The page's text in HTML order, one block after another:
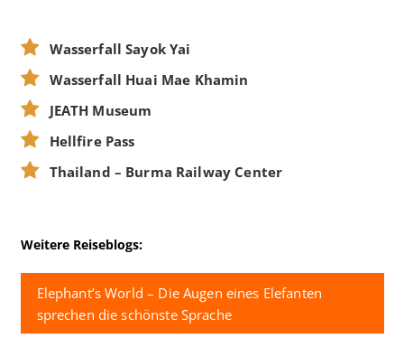
Wasserfall Sayok Yai
Wasserfall Huai Mae Khamin
JEATH Museum
Hellfire Pass
Thailand – Burma Railway Center
Weitere Reiseblogs:
Elephant’s World – Die Augen eines Elefanten
sprechen die schönste Sprache